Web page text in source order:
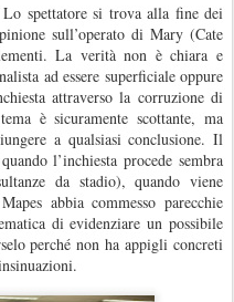
spettatore si trova alla fine dei
sull’operato di Mary (Cate
La verità non è chiara e
ad essere superficiale oppure
attraverso la corruzione di
è sicuramente scottante, ma
a qualsiasi conclusione. Il
l’inchiesta procede sembra
da stadio), quando viene
abbia commesso parecchie
di evidenziare un possibile
perché non ha appigli concreti